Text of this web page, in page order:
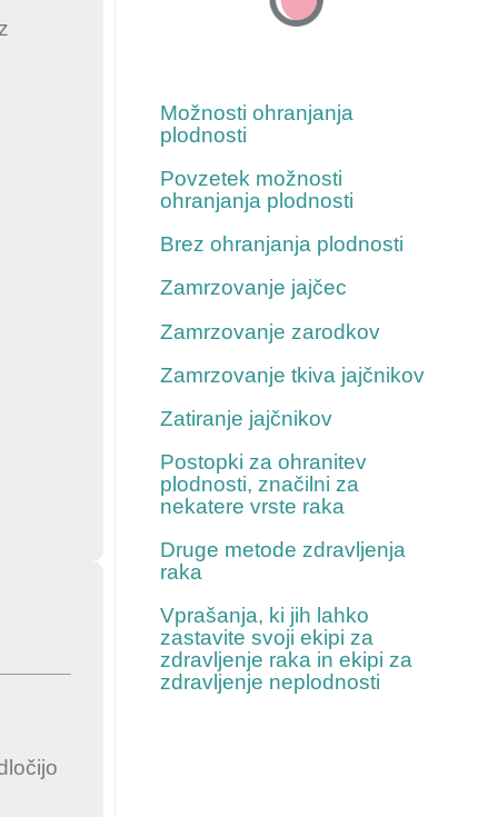
Možnosti ohranjanja
plodnosti
Povzetek možnosti
ohranjanja plodnosti
Brez ohranjanja plodnosti
Zamrzovanje jajčec
Zamrzovanje zarodkov
Zamrzovanje tkiva jajčnikov
Zatiranje jajčnikov
Postopki za ohranitev
plodnosti, značilni za
nekatere vrste raka
Druge metode zdravljenja
raka
Vprašanja, ki jih lahko
zastavite svoji ekipi za
zdravljenje raka in ekipi za
zdravljenje neplodnosti